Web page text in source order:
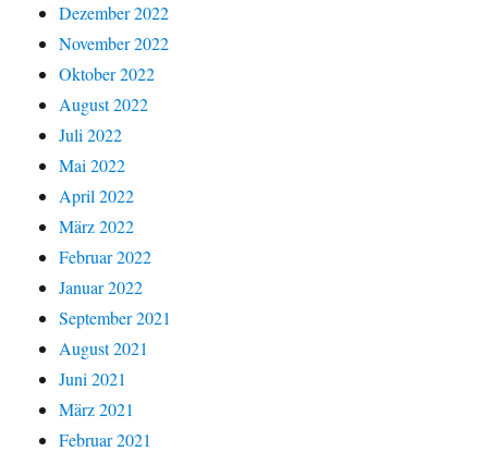
Dezember 2022
November 2022
Oktober 2022
August 2022
Juli 2022
Mai 2022
April 2022
März 2022
Februar 2022
Januar 2022
September 2021
August 2021
Juni 2021
März 2021
Februar 2021